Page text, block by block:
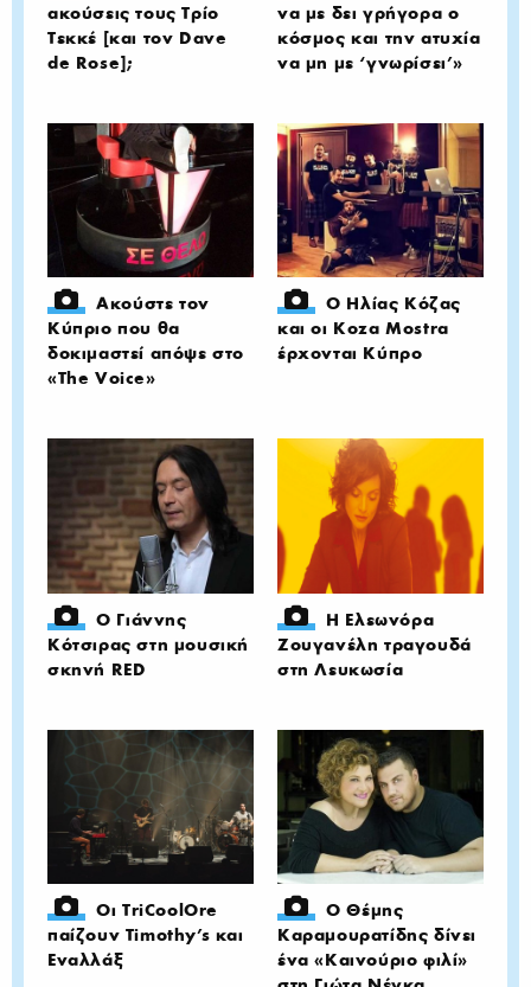
ακούσεις τους Τρίο
Τεκκέ [και τον Dave
de Rose];
να με δει γρήγορα ο
κόσμος και την ατυχία
να μη με ‘γνωρίσει’»
Ακούστε τον
Κύπριο που θα
δοκιμαστεί απόψε στο
«The Voice»
Ο Ηλίας Κόζας
και οι Koza Mostra
έρχονται Κύπρο
Ο Γιάννης
Κότσιρας στη μουσική
σκηνή RED
Η Ελεωνόρα
Ζουγανέλη τραγουδά
στη Λευκωσία
Οι TriCoolOre
παίζουν Timothy's και
Εναλλάξ
Ο Θέμης
Καραμουρατίδης δίνει
ένα «Καινούριο φιλί»